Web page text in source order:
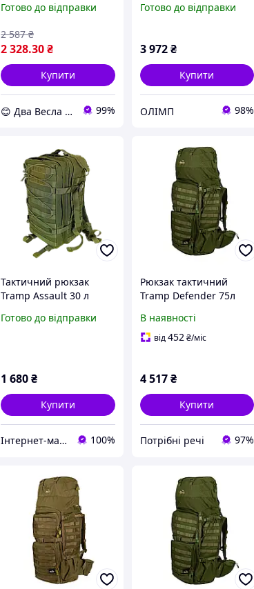
тактичний наплічник
Tramp Tactical UTRP-043
похідні рюкзаки
Готово до відправки
2 328.30₴
2 587 ₴
Купити
😊 Два Весла 😊 dvavesla.com.ua 99%
Готово до відправки
3 972 ₴
Купити
ОЛІМП 98%
Тактичний рюкзак
Tramp Assault 30 л
Готово до відправки
1 680₴
Купити
Інтернет-магазин «TS-Style» 100%
Рюкзак тактичний
Tramp Defender 75л
olive
В наявності
від452 ₴/міс
4 517 ₴
Купити
Потрібні речі 97%